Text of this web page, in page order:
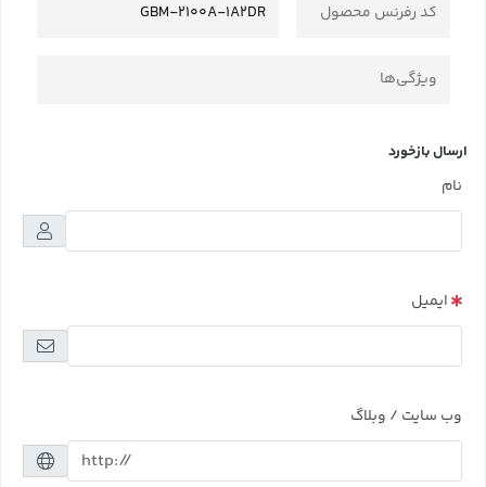
کد رفرنس محصول GBM-2100A-1A2DR
ویژگی‌ها
ارسال بازخورد
نام
ایمیل
وب سایت / وبلاگ